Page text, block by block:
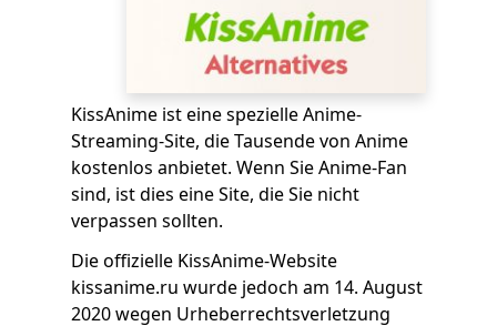
KissAnime ist eine spezielle Anime-
Streaming-Site, die Tausende von Anime
kostenlos anbietet. Wenn Sie Anime-Fan
sind, ist dies eine Site, die Sie nicht
verpassen sollten.
Die offizielle KissAnime-Website
kissanime.ru wurde jedoch am 14. August
2020 wegen Urheberrechtsverletzung